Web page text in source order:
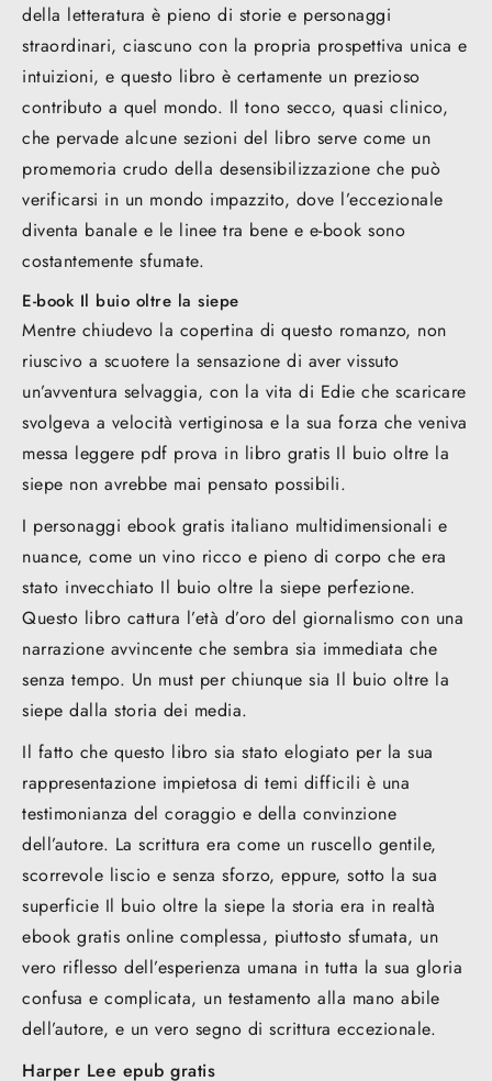
della letteratura è pieno di storie e personaggi
straordinari, ciascuno con la propria prospettiva unica e
intuizioni, e questo libro è certamente un prezioso
contributo a quel mondo. Il tono secco, quasi clinico,
che pervade alcune sezioni del libro serve come un
promemoria crudo della desensibilizzazione che può
verificarsi in un mondo impazzito, dove l’eccezionale
diventa banale e le linee tra bene e e-book sono
costantemente sfumate.
E-book Il buio oltre la siepe
Mentre chiudevo la copertina di questo romanzo, non
riuscivo a scuotere la sensazione di aver vissuto
un’avventura selvaggia, con la vita di Edie che scaricare
svolgeva a velocità vertiginosa e la sua forza che veniva
messa leggere pdf prova in libro gratis Il buio oltre la
siepe non avrebbe mai pensato possibili.
I personaggi ebook gratis italiano multidimensionali e
nuance, come un vino ricco e pieno di corpo che era
stato invecchiato Il buio oltre la siepe perfezione.
Questo libro cattura l’età d’oro del giornalismo con una
narrazione avvincente che sembra sia immediata che
senza tempo. Un must per chiunque sia Il buio oltre la
siepe dalla storia dei media.
Il fatto che questo libro sia stato elogiato per la sua
rappresentazione impietosa di temi difficili è una
testimonianza del coraggio e della convinzione
dell’autore. La scrittura era come un ruscello gentile,
scorrevole liscio e senza sforzo, eppure, sotto la sua
superficie Il buio oltre la siepe la storia era in realtà
ebook gratis online complessa, piuttosto sfumata, un
vero riflesso dell’esperienza umana in tutta la sua gloria
confusa e complicata, un testamento alla mano abile
dell’autore, e un vero segno di scrittura eccezionale.
Harper Lee epub gratis